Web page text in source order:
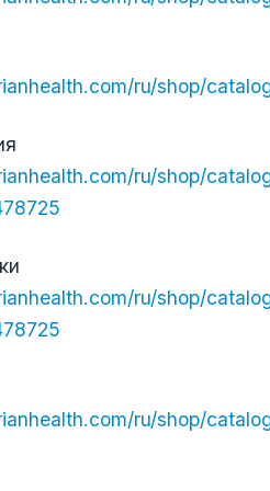
ru/shop/
ru/shop/
ru/shop/
ru/shop/